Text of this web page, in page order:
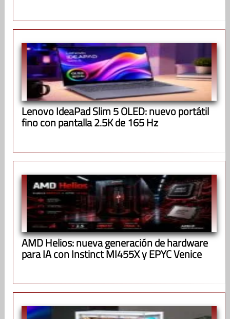
Lenovo IdeaPad Slim 5 OLED: nuevo portátil
fino con pantalla 2.5K de 165 Hz
AMD Helios: nueva generación de hardware
para IA con Instinct MI455X y EPYC Venice